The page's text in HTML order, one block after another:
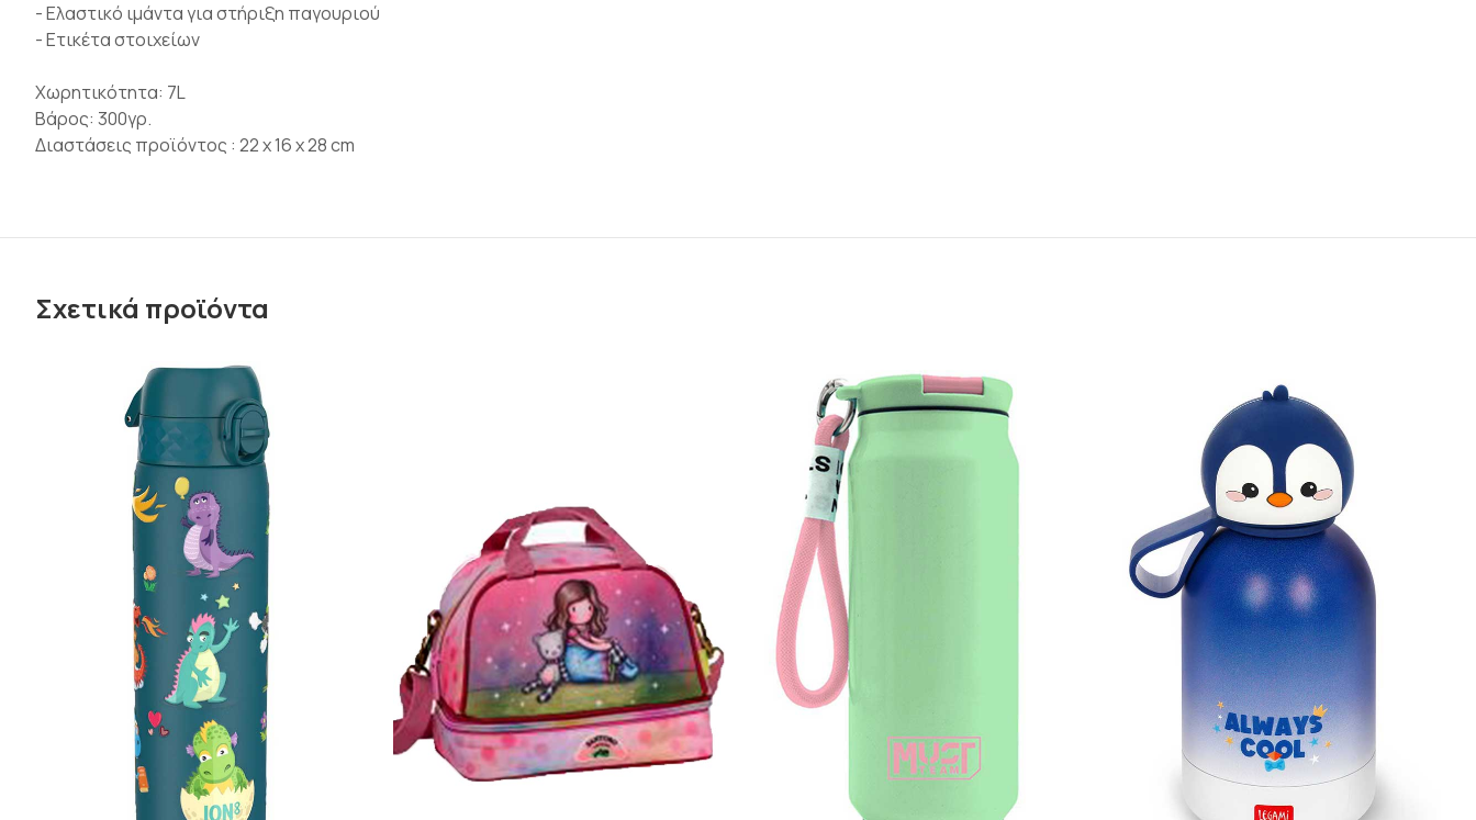
- Ελαστικό ιμάντα για στήριξη παγουριού
- Ετικέτα στοιχείων
Χωρητικότητα: 7L
Βάρος: 300γρ.
Διαστάσεις προϊόντος : 22 x 16 x 28 cm
Σχετικά προϊόντα